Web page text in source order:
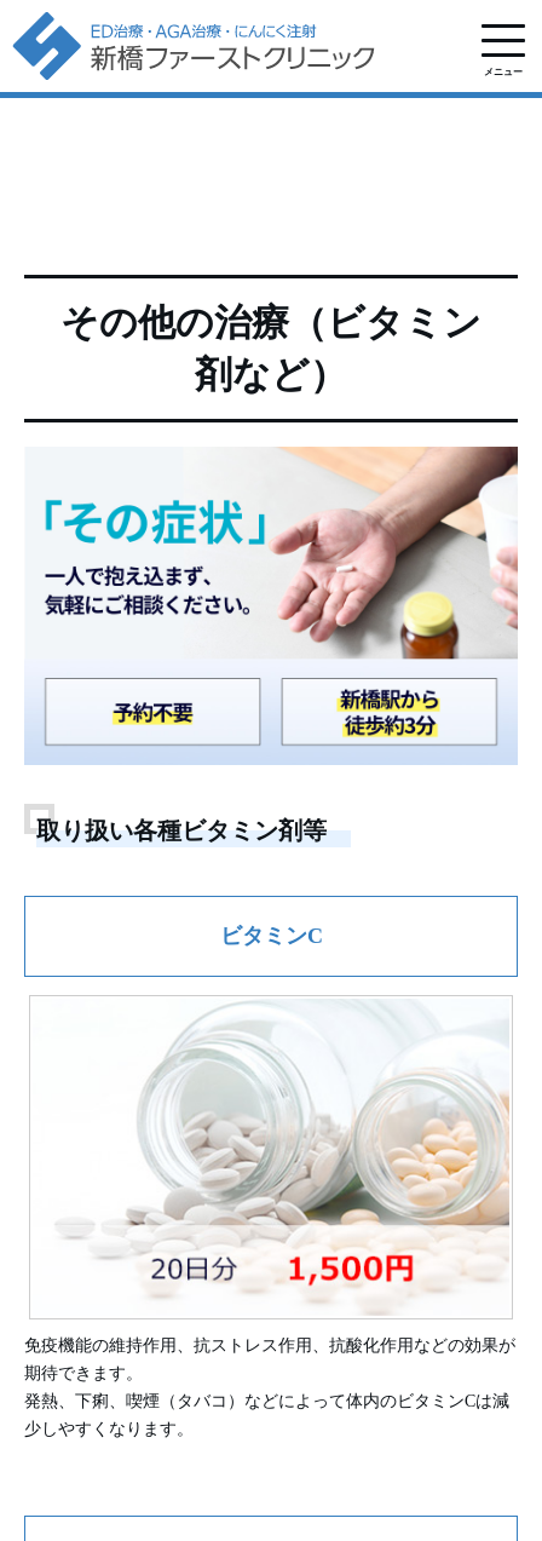
メニュー
その他の治療（ビタミン
剤など）
取り扱い各種ビタミン剤等
ビタミンC
免疫機能の維持作用、抗ストレス作用、抗酸化作用などの効果が
期待できます。
発熱、下痢、喫煙（タバコ）などによって体内のビタミンCは減
少しやすくなります。